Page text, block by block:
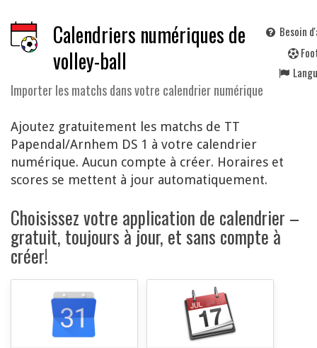
Calendriers numériques de
volley-ball
Importer les matchs dans votre calendrier numérique
Besoin
F
Ajoutez gratuitement les matchs de TT
Papendal/Arnhem DS 1 à votre calendrier
numérique. Aucun compte à créer. Horaires et
scores se mettent à jour automatiquement.
Choisissez votre application de calendrier –
gratuit, toujours à jour, et sans compte à
créer!